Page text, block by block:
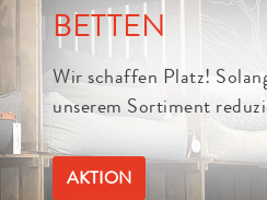
Informiert bleiben
ANMELDUNG